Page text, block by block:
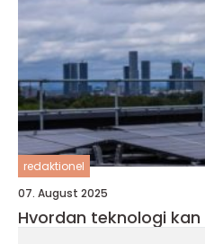
redaktionel
07. August 2025
Hvordan teknologi